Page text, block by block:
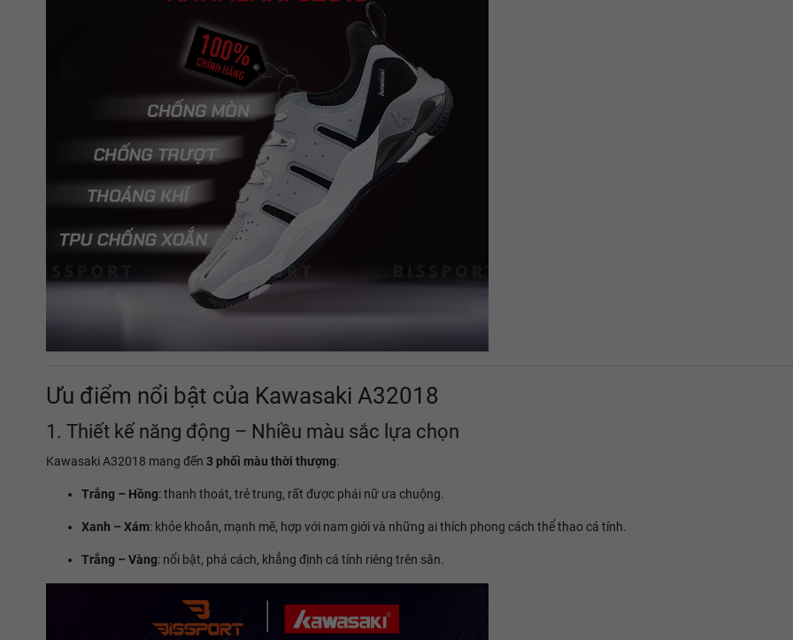
Ưu điểm nổi bật của Kawasaki A32018
1. Thiết kế năng động – Nhiều màu sắc lựa chọn
Kawasaki A32018 mang đến 3 phối màu thời thượng:
Trắng – Hồng: thanh thoát, trẻ trung, rất được phái nữ ưa chuộng.
Xanh – Xám: khỏe khoắn, mạnh mẽ, hợp với nam giới và những ai thích phong cách thể thao cá tính.
Trắng – Vàng: nổi bật, phá cách, khẳng định cá tính riêng trên sân.